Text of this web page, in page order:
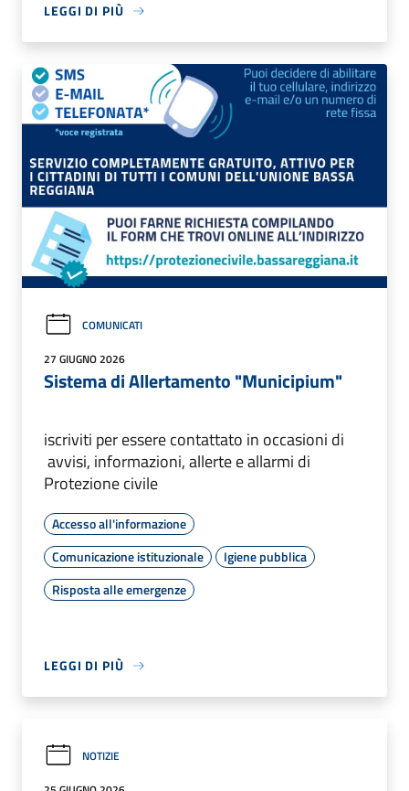
LEGGI DI PIÙ
COMUNICATI
27 GIUGNO 2026
Sistema di Allertamento "Municipium"
iscriviti per essere contattato in occasioni di
avvisi, informazioni, allerte e allarmi di
Protezione civile
Accesso all'informazione
Comunicazione istituzionale
Igiene pubblica
Risposta alle emergenze
LEGGI DI PIÙ
NOTIZIE